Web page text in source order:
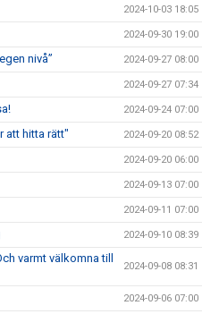
2024-10-03 18:05
2024-09-30 19:00
nivå” 2024-09-27 08:00
2024-09-27 07:34
2024-09-24 07:00
att hitta rätt" 2024-09-20 08:52
2024-09-20 06:00
2024-09-13 07:00
2024-09-11 07:00
2024-09-10 08:39
varmt välkomna till
2024-09-08 08:31
2024-09-06 07:00